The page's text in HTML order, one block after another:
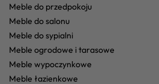
meble do przedpokoju
meble do salonu
meble do sypialni
meble ogrodowe i tarasowe
meble wypoczynkowe
meble łazienkowe